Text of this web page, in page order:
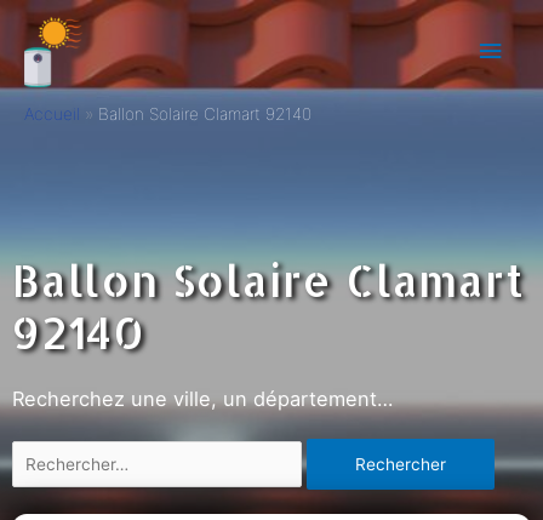
Accueil Ballon Solaire Clamart 92140
Ballon Solaire Clamart
92140
Recherchez une ville, un département…